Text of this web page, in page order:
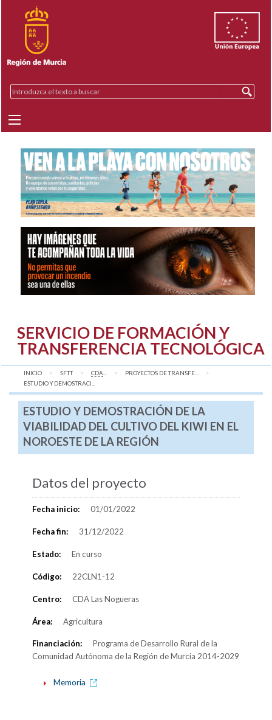
SERVICIO DE FORMACIÓN Y
TRANSFERENCIA TECNOLÓGICA
INICIO SFTT CDA
PROYECTOS DE TRANSFE...
AQUÍ:
ESTUDIO Y DEMOSTRACI...
ESTUDIO Y DEMOSTRACIÓN DE LA
VIABILIDAD DEL CULTIVO DEL KIWI EN EL
NOROESTE DE LA REGIÓN
Datos del proyecto
Fecha inicio: 01/01/2022
Fecha fin: 31/12/2022
Estado: En curso
Código: 22CLN1-12
Centro: CDA Las Nogueras
Área: Agricultura
Financiación:
Programa de Desarrollo Rural de la
Comunidad Autónoma de la Región de Murcia 2014-2029
Memoria